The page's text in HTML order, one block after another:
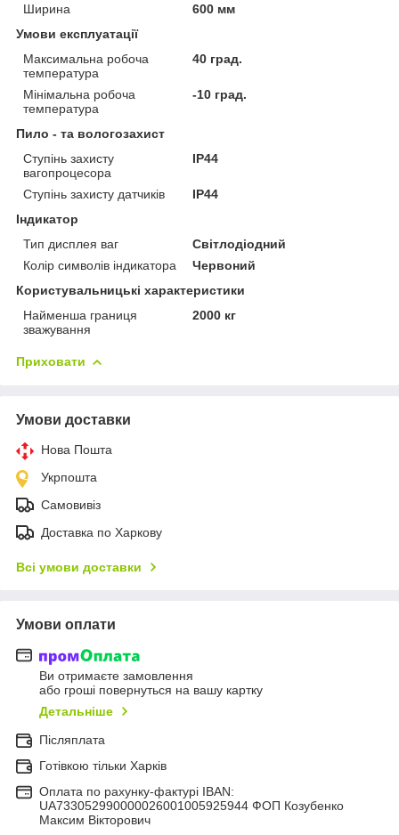
Ширина
600 мм
Умови експлуатації
Максимальна робоча
температура
40 град.
Мінімальна робоча
температура
-10 град.
Пило - та вологозахист
Ступінь захисту
вагопроцесора
IP44
Ступінь захисту датчиків
IP44
Індикатор
Тип дисплея ваг
Світлодіодний
Колір символів індикатора
Червоний
Користувальницькі характеристики
Найменша границя
зважування
2000 кг
Приховати
Умови доставки
Нова Пошта
Укрпошта
Самовивіз
Доставка по Харкову
Всі умови доставки
Умови оплати
Ви отримаєте замовлення
або гроші повернуться на вашу картку
Детальніше
Післяплата
Готівкою тільки Харків
Оплата по рахунку-фактурі IBAN:
UA733052990000026001005925944 ФОП Козубенко
Максим Вікторович